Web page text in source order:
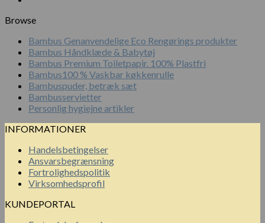
Browse
Bambus Genanvendelige Eco Rengørings produkter
Bambus Håndklæde & Babytøj
Bambus Premium Toiletpapir. 100% Plastfri
Bambus100 % Vaskbar køkkenrulle
Bambuspuder, betræk sæt
Bambusservietter
Personlig hygiejne artikler
INFORMATIONER
Handelsbetingelser
Ansvarsbegrænsning
Fortrolighedspolitik
Virksomhedsprofil
KUNDEPORTAL